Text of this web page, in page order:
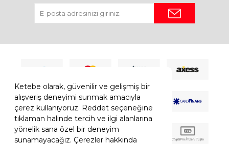
Ketebe olarak, güvenilir ve gelişmiş bir
alışveriş deneyimi sunmak amacıyla
çerez kullanıyoruz. Reddet seçeneğine
tıklaman halinde tercih ve ilgi alanlarına
yönelik sana özel bir deneyim
sunamayacağız. Çerezler hakkında